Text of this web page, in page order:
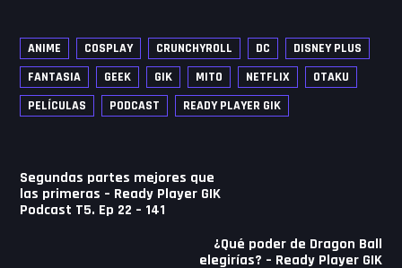
ANIME COSPLAY CRUNCHYROLL DC
DISNEY PLUS
FANTASIA
GEEK GIK MITO NETFLIX
OTAKU
PELÍCULAS
PODCAST READY PLAYER GIK
Navegación
de
entradas
Segundas partes mejores que
las primeras – Ready Player GIK
Podcast T5. Ep 22 – 141
¿Qué poder de Dragon Ball
elegirías? – Ready Player GIK